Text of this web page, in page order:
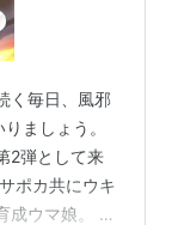
く毎日、風邪
ましょう。
2弾として来
ポカ共にウキ
成ウマ娘。 何